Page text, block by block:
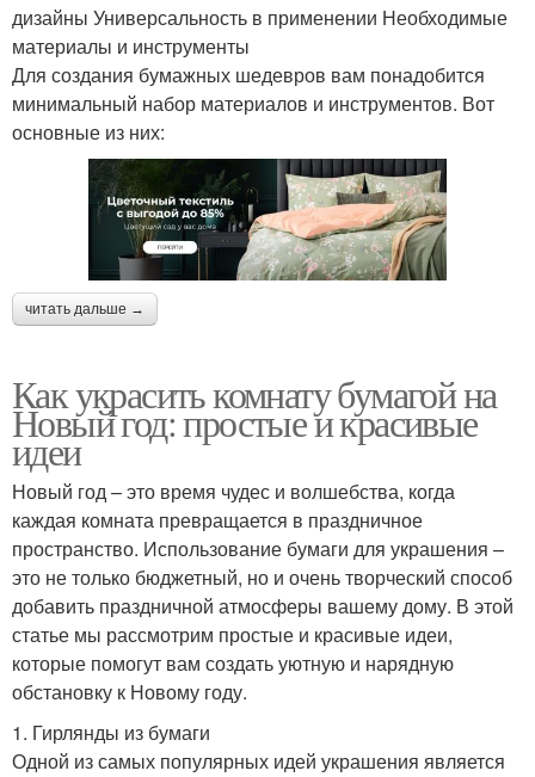
дизайны Универсальность в применении Необходимые
материалы и инструменты
Для создания бумажных шедевров вам понадобится
минимальный набор материалов и инструментов. Вот
основные из них:
читать дальше →
Как украсить комнату бумагой на
Новый год: простые и красивые
идеи
Новый год – это время чудес и волшебства, когда
каждая комната превращается в праздничное
пространство. Использование бумаги для украшения –
это не только бюджетный, но и очень творческий способ
добавить праздничной атмосферы вашему дому. В этой
статье мы рассмотрим простые и красивые идеи,
которые помогут вам создать уютную и нарядную
обстановку к Новому году.
1. Гирлянды из бумаги
Одной из самых популярных идей украшения является